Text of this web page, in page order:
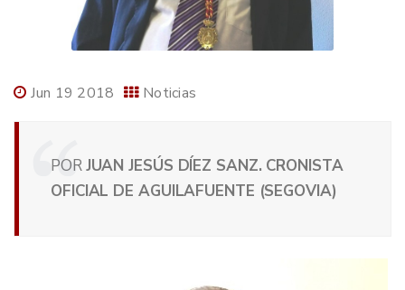
Jun 19 2018 Noticias
PORJUAN JESÚS DÍEZ SANZ. CRONISTA
OFICIAL DE AGUILAFUENTE (SEGOVIA)